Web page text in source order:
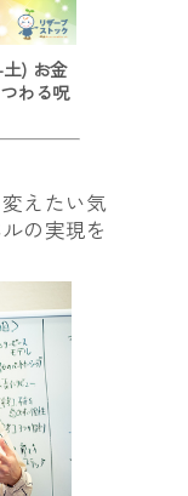
) お金
わる呪
えたい気
の実現を